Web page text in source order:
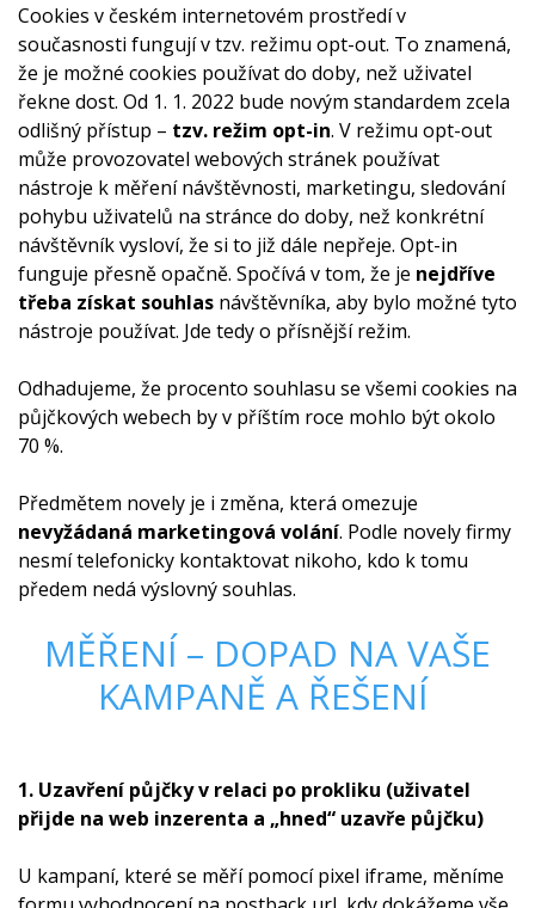
Cookies v českém internetovém prostředí v
současnosti fungují v tzv. režimu opt-out. To znamená,
že je možné cookies používat do doby, než uživatel
řekne dost. Od 1. 1. 2022 bude novým standardem zcela
odlišný přístup – tzv. režim opt-in. V režimu opt-out
může provozovatel webových stránek používat
nástroje k měření návštěvnosti, marketingu, sledování
pohybu uživatelů na stránce do doby, než konkrétní
návštěvník vysloví, že si to již dále nepřeje. Opt-in
funguje přesně opačně. Spočívá v tom, že je nejdříve
třeba získat souhlas návštěvníka, aby bylo možné tyto
nástroje používat. Jde tedy o přísnější režim.
Odhadujeme, že procento souhlasu se všemi cookies na
půjčkových webech by v příštím roce mohlo být okolo
70 %.
Předmětem novely je i změna, která omezuje
nevyžádaná marketingová volání. Podle novely firmy
nesmí telefonicky kontaktovat nikoho, kdo k tomu
předem nedá výslovný souhlas.
MĚŘENÍ – DOPAD NA VAŠE
KAMPANĚ A ŘEŠENÍ
1. Uzavření půjčky v relaci po prokliku (uživatel
přijde na web inzerenta a „hned“ uzavře půjčku)
U kampaní, které se měří pomocí pixel iframe, měníme